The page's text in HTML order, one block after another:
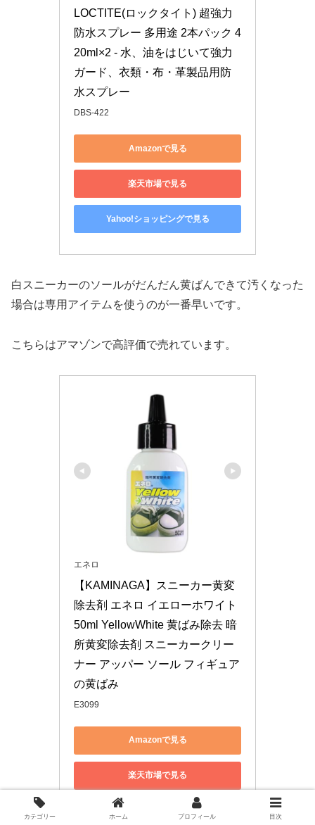
LOCTITE(ロックタイト) 超強力
防水スプレー 多用途 2本パック 4
20ml×2 - 水、油をはじいて強力
ガード、衣類・布・革製品用防
水スプレー
DBS-422
Amazonで見る
楽天市場で見る
Yahoo!ショッピングで見る
白スニーカーのソールがだんだん黄ばんできて汚くなった
場合は専用アイテムを使うのが一番早いです。
こちらはアマゾンで高評価で売れています。
エネロ
【KAMINAGA】スニーカー黄変
除去剤 エネロ イエローホワイト
50ml YellowWhite 黄ばみ除去 暗
所黄変除去剤 スニーカークリー
ナー アッパー ソール フィギュア
の黄ばみ
E3099
Amazonで見る
楽天市場で見る
Yahoo!ショッピングで見る
カテゴリー ホーム プロフィール 目次